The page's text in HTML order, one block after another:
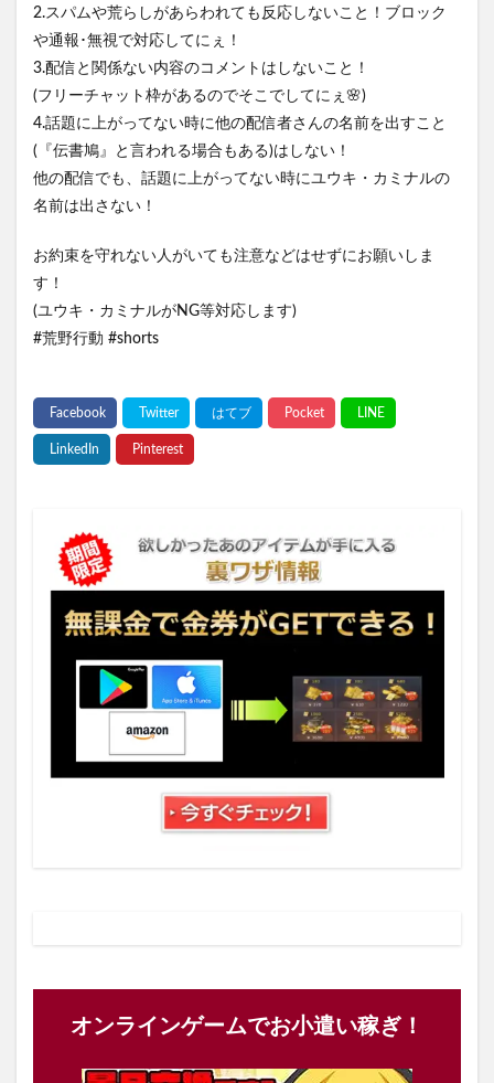
2.スパムや荒らしがあらわれても反応しないこと！ブロック
や通報･無視で対応してにぇ！
3.配信と関係ない内容のコメントはしないこと！
(フリーチャット枠があるのでそこでしてにぇ🌸)
4.話題に上がってない時に他の配信者さんの名前を出すこと
(『伝書鳩』と言われる場合もある)はしない！
他の配信でも、話題に上がってない時にユウキ・カミナルの
名前は出さない！
お約束を守れない人がいても注意などはせずにお願いしま
す！
(ユウキ・カミナルがNG等対応します)
#荒野行動 #shorts
オンラインゲームでお小遣い稼ぎ！